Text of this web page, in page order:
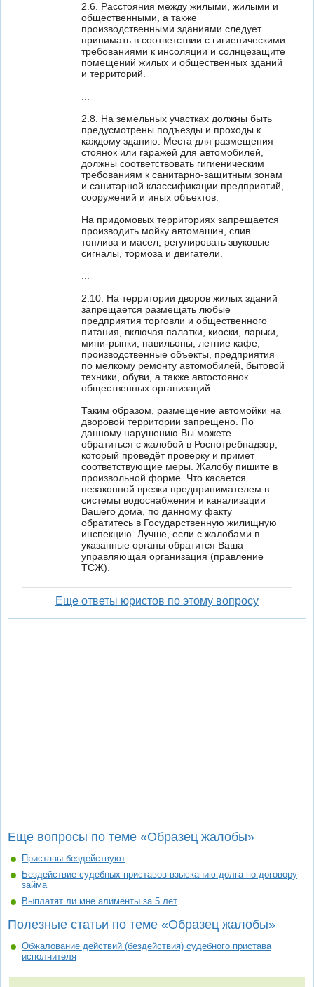
2.6. Расстояния между жилыми, жилыми и
общественными, а также
производственными зданиями следует
принимать в соответствии с гигиеническими
требованиями к инсоляции и солнцезащите
помещений жилых и общественных зданий
и территорий.
2.8. На земельных участках должны быть
предусмотрены подъезды и проходы к
каждому зданию. Места для размещения
стоянок или гаражей для автомобилей,
должны соответствовать гигиеническим
требованиям к санитарно-защитным зонам
и санитарной классификации предприятий,
сооружений и иных объектов.
На придомовых территориях запрещается
производить мойку автомашин, слив
топлива и масел, регулировать звуковые
сигналы, тормоза и двигатели.
2.10. На территории дворов жилых зданий
запрещается размещать любые
предприятия торговли и общественного
питания, включая палатки, киоски, ларьки,
мини-рынки, павильоны, летние кафе,
производственные объекты, предприятия
по мелкому ремонту автомобилей, бытовой
техники, обуви, а также автостоянок
общественных организаций.
Таким образом, размещение автомойки на
дворовой территории запрещено. По
данному нарушению Вы можете
обратиться с жалобой в Роспотребнадзор,
который проведёт проверку и примет
соответствующие меры. Жалобу пишите в
произвольной форме. Что касается
незаконной врезки предпринимателем в
системы водоснабжения и канализации
Вашего дома, по данному факту
обратитесь в Государственную жилищную
инспекцию. Лучше, если с жалобами в
указанные органы обратится Ваша
управляющая организация (правление
ТСЖ).
Еще ответы юристов по этому вопросу
Еще вопросы по теме «Образец жалобы»
Приставы бездействуют
Бездействие судебных приставов взысканию долга по договору
займа
Выплатят ли мне алименты за 5 лет
Полезные статьи по теме «Образец жалобы»
Обжалование действий (бездействия) судебного пристава
исполнителя